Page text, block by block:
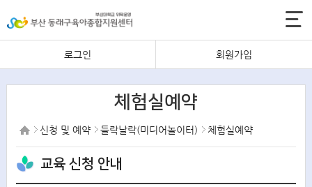
로그인 회원가입
체험실예약
신청 및 예약 들락날락(미디어놀이터) 체험실예약
교육 신청 안내